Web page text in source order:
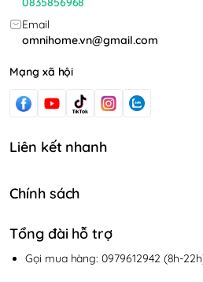
Email
omnihome.vn@gmail.com
Mạng xã hội
Liên kết nhanh
Chính sách
Tổng đài hỗ trợ
Gọi mua hàng: 0979612942 (8h-